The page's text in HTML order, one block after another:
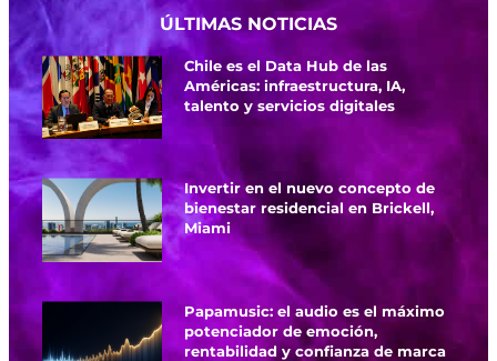
ÚLTIMAS NOTICIAS
Chile es el Data Hub de las
Américas: infraestructura, IA,
talento y servicios digitales
Invertir en el nuevo concepto de
bienestar residencial en Brickell,
Miami
Papamusic: el audio es el máximo
potenciador de emoción,
rentabilidad y confianza de marca